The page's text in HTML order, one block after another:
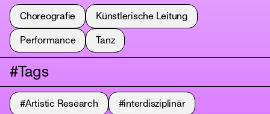
Choreografie Künstlerische Leitung
Performance Tanz
#Tags
#Artistic Research #interdisziplinär